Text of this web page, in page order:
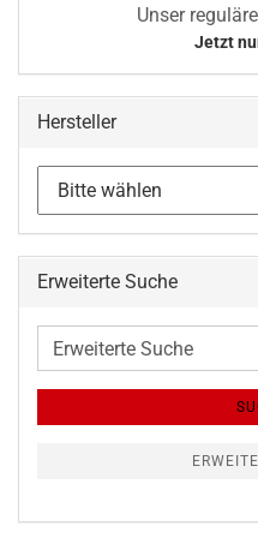
Unser
Jetzt
Hersteller
Erweiterte Suche
Erweiterte
Suche